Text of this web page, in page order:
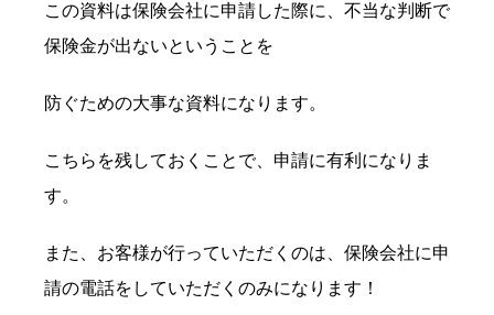
この資料は保険会社に申請した際に、不当な判断で
保険金が出ないということを
防ぐための大事な資料になります。
こちらを残しておくことで、申請に有利になりま
す。
また、お客様が行っていただくのは、保険会社に申
請の電話をしていただくのみになります！